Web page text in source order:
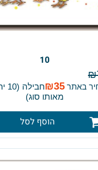
10
₪
באתר ₪35
מאותו סוג)
הוסף לסל